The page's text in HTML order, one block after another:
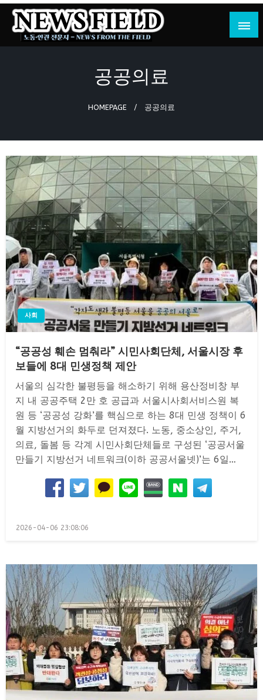
Skip
content
뉴스필드
노동·인권 전문지
공공의료
HOMEPAGE 공공의료
사회
“공공성 훼손 멈춰라” 시민사회단체, 서울시장 후
보들에 8대 민생정책 제안
서울의 심각한 불평등을 해소하기 위해 용산정비창 부
지 내 공공주택 2만 호 공급과 서울시사회서비스원 복
원 등 ‘공공성 강화’를 핵심으로 하는 8대 민생 정책이 6
월 지방선거의 화두로 던져졌다. 노동, 중소상인, 주거,
의료, 돌봄 등 각계 시민사회단체들로 구성된 ‘공공서울
만들기 지방선거 네트워크(이하 공공서울넷)’는 6일…
Posted
2026-04-06 23:08:06